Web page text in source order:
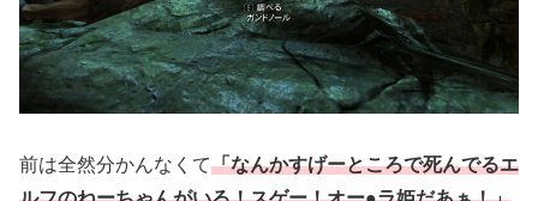
前は全然分かんなくて「なんかすげーところで死んでるエ